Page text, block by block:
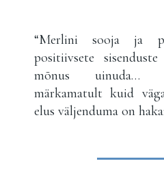
“Merlini sooja ja
positiivsete
mõnus uinuda…
märkamatult kuid
elus väljenduma on